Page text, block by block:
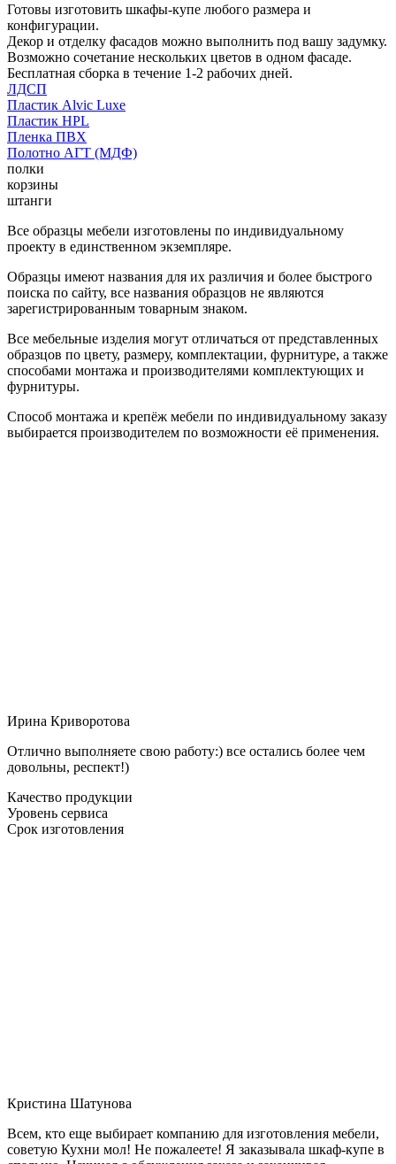
Готовы изготовить шкафы-купе любого размера и
конфигурации.
Декор и отделку фасадов можно выполнить под вашу задумку.
Возможно сочетание нескольких цветов в одном фасаде.
Бесплатная сборка в течение 1-2 рабочих дней.
ЛДСП
Пластик Alvic Luxe
Пластик HPL
Пленка ПВХ
Полотно АГТ (МДФ)
полки
корзины
штанги
Все образцы мебели изготовлены по индивидуальному
проекту в единственном экземпляре.
Образцы имеют названия для их различия и более быстрого
поиска по сайту, все названия образцов не являются
зарегистрированным товарным знаком.
Все мебельные изделия могут отличаться от представленных
образцов по цвету, размеру, комплектации, фурнитуре, а также
способами монтажа и производителями комплектующих и
фурнитуры.
Способ монтажа и крепёж мебели по индивидуальному заказу
выбирается производителем по возможности её применения.
Ирина Криворотова
Отлично выполняете свою работу:) все остались более чем
довольны, респект!)
Качество продукции
Уровень сервиса
Срок изготовления
Кристина Шатунова
Всем, кто еще выбирает компанию для изготовления мебели,
советую Кухни мол! Не пожалеете! Я заказывала шкаф-купе в